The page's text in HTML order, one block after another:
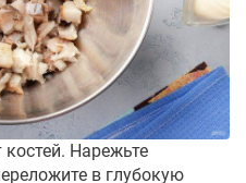
Нарежьте
в глубокую